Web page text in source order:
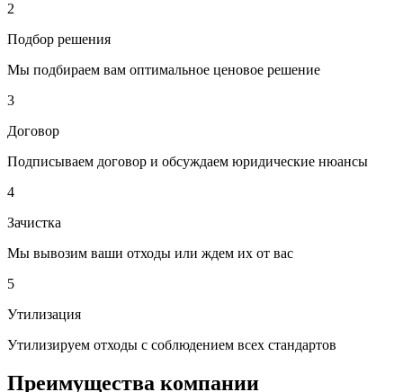
2
Подбор решения
Мы подбираем вам оптимальное ценовое решение
3
Договор
Подписываем договор и обсуждаем юридические нюансы
4
Зачистка
Мы вывозим ваши отходы или ждем их от вас
5
Утилизация
Утилизируем отходы с соблюдением всех стандартов
Преимущества компании